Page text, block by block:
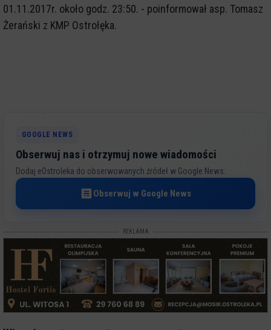
01.11.2017r. około godz. 23:50. - poinformował asp. Tomasz
Żerański z KMP Ostrołęka.
GOOGLE NEWS
Obserwuj nas i otrzymuj nowe wiadomości
Dodaj eOstroleka do obserwowanych źródeł w Google News.
Obserwuj w Google News
REKLAMA